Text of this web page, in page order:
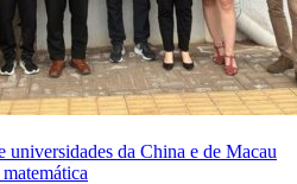
universidades da China e de Macau